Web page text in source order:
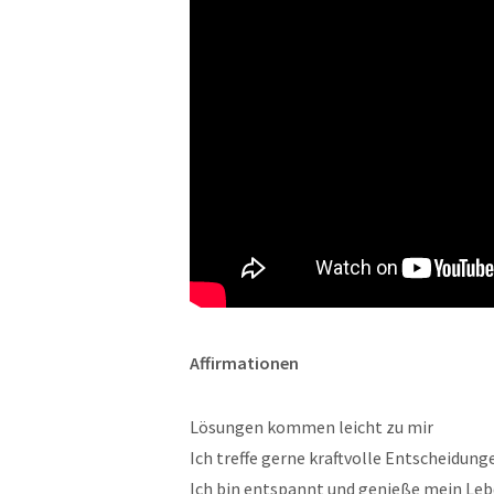
Affirmationen
Lösungen kommen leicht zu mir
Ich treffe gerne kraftvolle
Ich bin entspannt und genieße mein